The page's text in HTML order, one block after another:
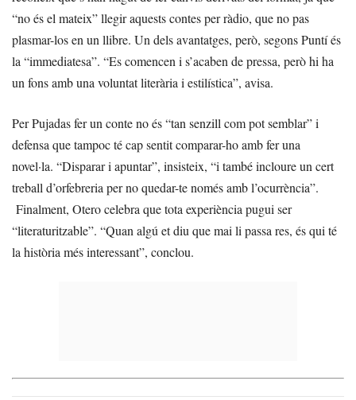
“no és el mateix” llegir aquests contes per ràdio, que no pas
plasmar-los en un llibre. Un dels avantatges, però, segons Puntí és
la “immediatesa”. “Es comencen i s’acaben de pressa, però hi ha
un fons amb una voluntat literària i estilística”, avisa.
Per Pujadas fer un conte no és “tan senzill com pot semblar” i
defensa que tampoc té cap sentit comparar-ho amb fer una
novel·la. “Disparar i apuntar”, insisteix, “i també incloure un cert
treball d’orfebreria per no quedar-te només amb l’ocurrència”.
Finalment, Otero celebra que tota experiència pugui ser
“literaturitzable”. “Quan algú et diu que mai li passa res, és qui té
la història més interessant”, conclou.